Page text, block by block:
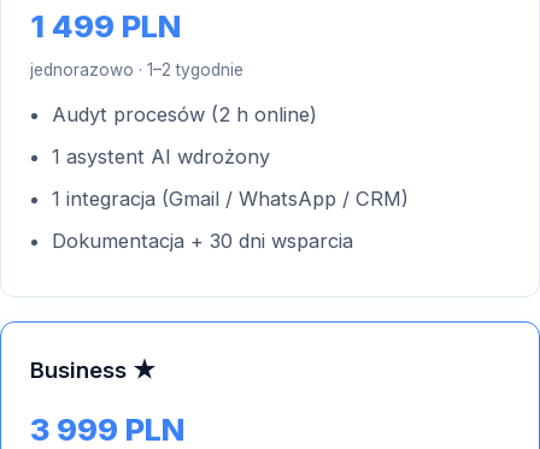
1 499 PLN
jednorazowo · 1–2 tygodnie
Audyt procesów (2 h online)
1 asystent AI wdrożony
1 integracja (Gmail / WhatsApp / CRM)
Dokumentacja + 30 dni wsparcia
Business ★
3 999 PLN